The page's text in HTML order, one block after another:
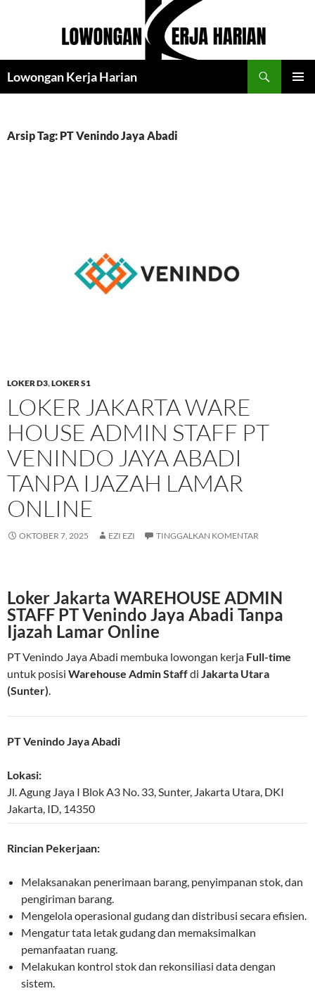
Lowongan Kerja Harian
Arsip Tag: PT Venindo Jaya Abadi
LOKER D3,LOKER S1
LOKER JAKARTA WARE
HOUSE ADMIN STAFF PT
VENINDO JAYA ABADI
TANPA IJAZAH LAMAR
ONLINE
OKTOBER 7, 2025 EZI EZI TINGGALKAN KOMENTAR
Loker Jakarta WAREHOUSE ADMIN
STAFF PT Venindo Jaya Abadi Tanpa
Ijazah Lamar Online
PT Venindo Jaya Abadi membuka lowongan kerja Full-time
untuk posisi Warehouse Admin Staffdi Jakarta Utara
(Sunter).
PT Venindo Jaya Abadi
Lokasi:
Jl. Agung Jaya I Blok A3 No. 33, Sunter, Jakarta Utara, DKI
Jakarta, ID, 14350
Rincian Pekerjaan:
Melaksanakan penerimaan barang, penyimpanan stok, dan
pengiriman barang.
Mengelola operasional gudang dan distribusi secara efisien.
Mengatur tata letak gudang dan memaksimalkan
pemanfaatan ruang.
Melakukan kontrol stok dan rekonsiliasi data dengan
sistem.